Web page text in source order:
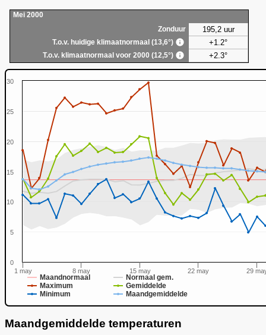
Mei 2000
Zonduur
195,2 uur
T.o.v. huidige klimaatnormaal (13,6°) +1.2°
T.o.v. klimaatnormaal voor 2000 (12,5°) +2.3°
Maandnormaal
Normaal gem.
Maximum
Gemiddelde
Minimum
Maandgemiddelde
1 may 8 may 15 may 22 may 29
0
5
10
15
20
25
30
Maandgemiddelde temperaturen